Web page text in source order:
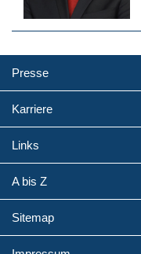
Presse
Karriere
Links
A bis Z
Sitemap